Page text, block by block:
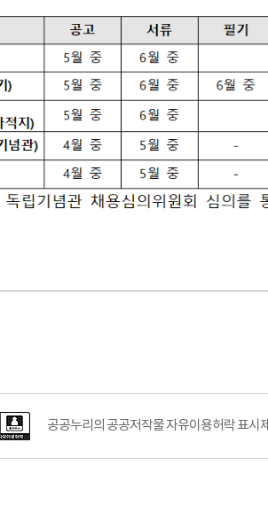
공공누리의 공공저작물 자유이용허락 표시